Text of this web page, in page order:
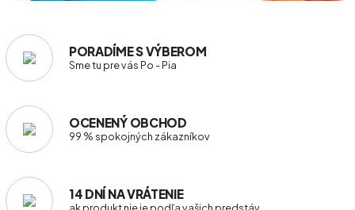
PORADÍME S VÝBEROM
Sme tu pre vás Po - Pia
OCENENÝ OBCHOD
99 % spokojných zákazníkov
14 DNÍ NA VRÁTENIE